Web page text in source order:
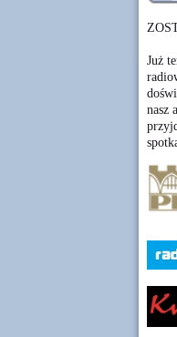
Już
nasz